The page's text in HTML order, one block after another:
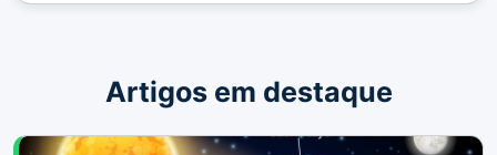
Artigos em destaque